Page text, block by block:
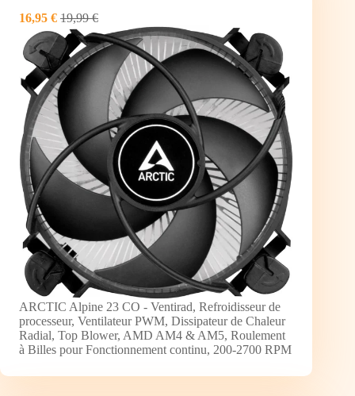
16,95 € 19,99 €
ARCTIC Alpine 23 CO - Ventirad, Refroidisseur de
processeur, Ventilateur PWM, Dissipateur de Chaleur
Radial, Top Blower, AMD AM4 & AM5, Roulement
à Billes pour Fonctionnement continu, 200-2700 RPM